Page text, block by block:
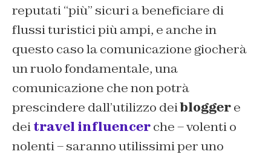
reputati “più” sicuri a beneficiare di
flussi turistici più ampi, e anche in
questo caso la comunicazione giocherà
un ruolo fondamentale, una
comunicazione che non potrà
prescindere dall’utilizzo deibloggere
deitravel influencerche – volenti o
nolenti – saranno utilissimi per uno